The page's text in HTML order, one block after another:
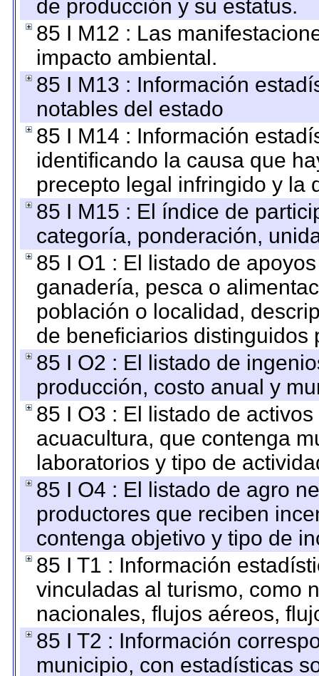
de producción y su estatus.
85 I M12 : Las
impacto ambiental.
85 I M13 : Información
notables del estado
85 I M14 : Información
identificando la causa que
precepto legal infringido y la
85 I M15 : El índice de
categoría, ponderación,
85 I O1 : El listado de
ganadería, pesca o
población o localidad,
de beneficiarios distinguidos
85 I O2 : El listado de
producción, costo anual y
85 I O3 : El listado de
acuacultura, que contenga
laboratorios y tipo de
85 I O4 : El listado de agro
productores que reciben
contenga objetivo y tipo de
85 I T1 : Información
vinculadas al turismo, como
nacionales, flujos aéreos,
85 I T2 : Información
municipio, con estadísticas